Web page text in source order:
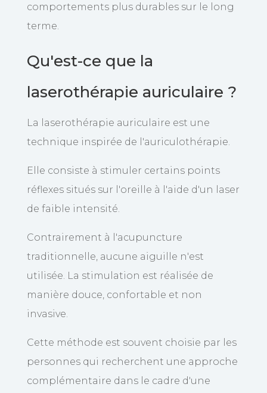
comportements plus durables sur le long
terme.
Qu'est-ce que la
laserothérapie auriculaire ?
La laserothérapie auriculaire est une
technique inspirée de l'auriculothérapie.
Elle consiste à stimuler certains points
réflexes situés sur l'oreille à l'aide d'un laser
de faible intensité.
Contrairement à l'acupuncture
traditionnelle, aucune aiguille n'est
utilisée. La stimulation est réalisée de
manière douce, confortable et non
invasive.
Cette méthode est souvent choisie par les
personnes qui recherchent une approche
complémentaire dans le cadre d'une